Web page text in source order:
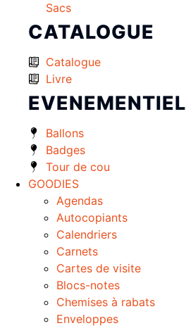
Sacs
CATALOGUE
Catalogue
Livre
EVENEMENTIEL
Ballons
Badges
Tour de cou
GOODIES
Agendas
Autocopiants
Calendriers
Carnets
Cartes de visite
Blocs-notes
Chemises à rabats
Enveloppes